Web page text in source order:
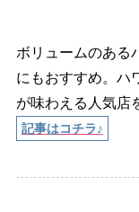
ボリュームのある
にもおすすめ。ハ
が味わえる人気店
記事はコチラ♪